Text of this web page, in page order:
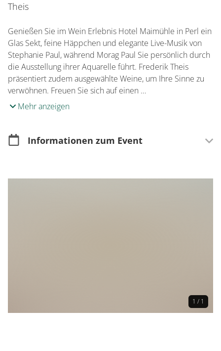
Theis
Genießen Sie im Wein Erlebnis Hotel Maimühle in Perl ein
Glas Sekt, feine Häppchen und elegante Live-Musik von
Stephanie Paul, während Morag Paul Sie persönlich durch
die Ausstellung ihrer Aquarelle führt. Frederik Theis
präsentiert zudem ausgewählte Weine, um Ihre Sinne zu
verwöhnen. Freuen Sie sich auf einen …
Mehr anzeigen
Informationen zum Event
1 / 1